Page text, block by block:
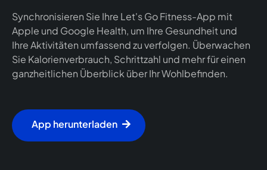
Synchronisieren Sie Ihre Let's Go Fitness-App mit
Apple und Google Health, um Ihre Gesundheit und
Ihre Aktivitäten umfassend zu verfolgen. Überwachen
Sie Kalorienverbrauch, Schrittzahl und mehr für einen
ganzheitlichen Überblick über Ihr Wohlbefinden.
App herunterladen